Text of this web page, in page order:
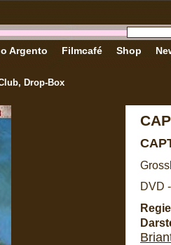
Drop-Box
Argento Filmcafé Shop
DVD